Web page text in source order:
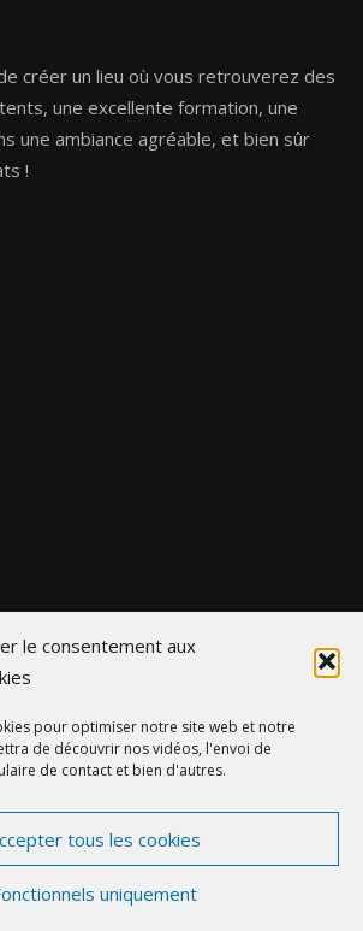
le consentement aux
pour optimiser notre site web et notre
de découvrir nos vidéos, l'envoi de
de contact et bien d'autres.
tous les cookies
uniquement
créer un lieu où vous retrouverez des
une excellente formation, une
une ambiance agréable, et bien sûr
!
la cote d’Amour, 44600 Saint-Nazaire